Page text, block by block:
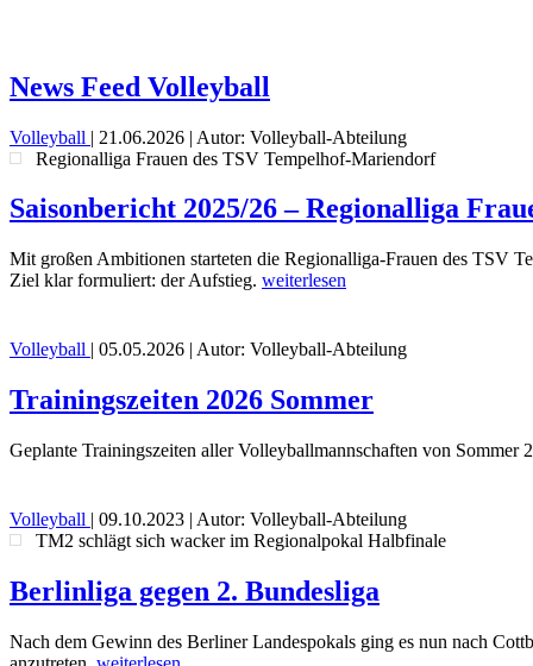
News Feed Volleyball
Volleyball | 21.06.2026 | Autor: Volleyball-Abteilung
Regionalliga Frauen des TSV Tempelhof-Mariendorf
Saisonbericht 2025/26 – Regionalliga
Mit großen Ambitionen starteten die Regionalliga-Frauen des TSV
Ziel klar formuliert: der Aufstieg. weiterlesen
Volleyball | 05.05.2026 | Autor: Volleyball-Abteilung
Trainingszeiten 2026 Sommer
Geplante Trainingszeiten aller Volleyballmannschaften von Sommer
Volleyball | 09.10.2023 | Autor: Volleyball-Abteilung
TM2 schlägt sich wacker im Regionalpokal Halbfinale
Berlinliga gegen 2. Bundesliga
Nach dem Gewinn des Berliner Landespokals ging es nun nach